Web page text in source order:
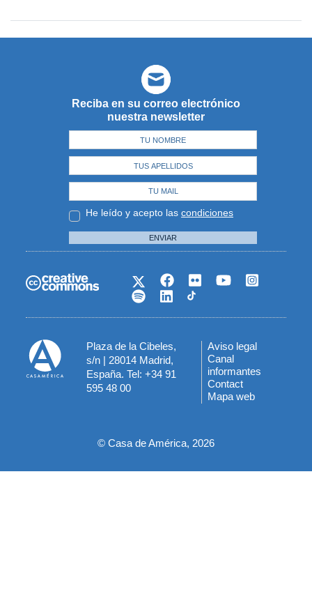
Reciba en su correo electrónico
nuestra newsletter
He leído y acepto las condiciones
ENVIAR
Plaza de la Cibeles,
s/n | 28014 Madrid,
España. Tel: +34 91
595 48 00
Menú
del
pie
Aviso legal
Canal
informantes
Contact
Mapa web
© Casa de América, 2026